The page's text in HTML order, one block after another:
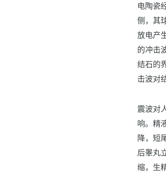
电陶瓷
侧，其
放电产
的冲击
结石的
击波对
震波对
响。精
降，短
后睾丸
缩，生